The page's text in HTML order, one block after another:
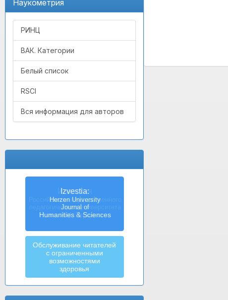
Наукометрия
РИНЦ
ВАК. Категории
Белый список
RSCI
Вся информация для авторов
Izvestia:
Herzen University
Journal of
Humanities & Sciences
Обслуживание читателей
с ограниченными
возможностями
здоровья